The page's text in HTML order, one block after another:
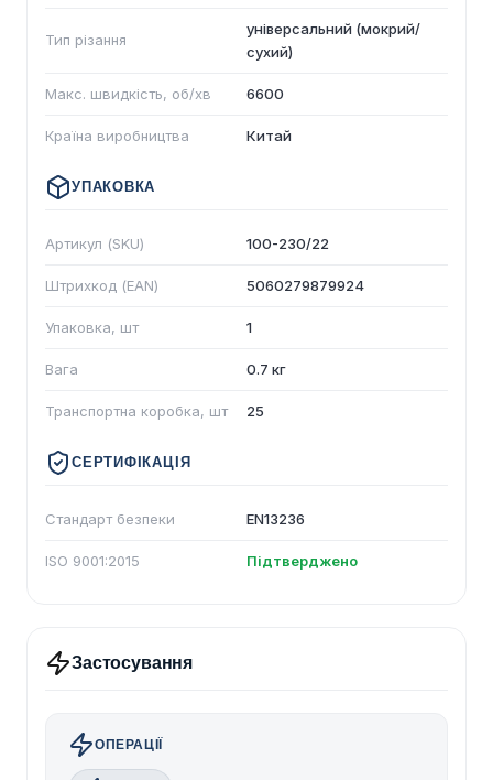
Тип різання
універсальний (мокрий/
сухий)
Макс. швидкість, об/хв 6600
Країна виробництва Китай
УПАКОВКА
Артикул (SKU) 100-230/22
Штрихкод (EAN) 5060279879924
Упаковка, шт 1
Вага 0.7 кг
Транспортна коробка, шт 25
СЕРТИФІКАЦІЯ
Стандарт безпеки EN13236
ISO 9001:2015 Підтверджено
Застосування
ОПЕРАЦІЇ